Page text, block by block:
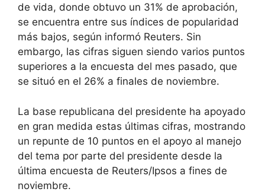
de vida, donde obtuvo un 31% de aprobación,
se encuentra entre sus índices de popularidad
más bajos, según informó Reuters. Sin
embargo, las cifras siguen siendo varios puntos
superiores a la encuesta del mes pasado, que
se situó en el 26% a finales de noviembre.
La base republicana del presidente ha apoyado
en gran medida estas últimas cifras, mostrando
un repunte de 10 puntos en el apoyo al manejo
del tema por parte del presidente desde la
última encuesta de Reuters/Ipsos a fines de
noviembre.